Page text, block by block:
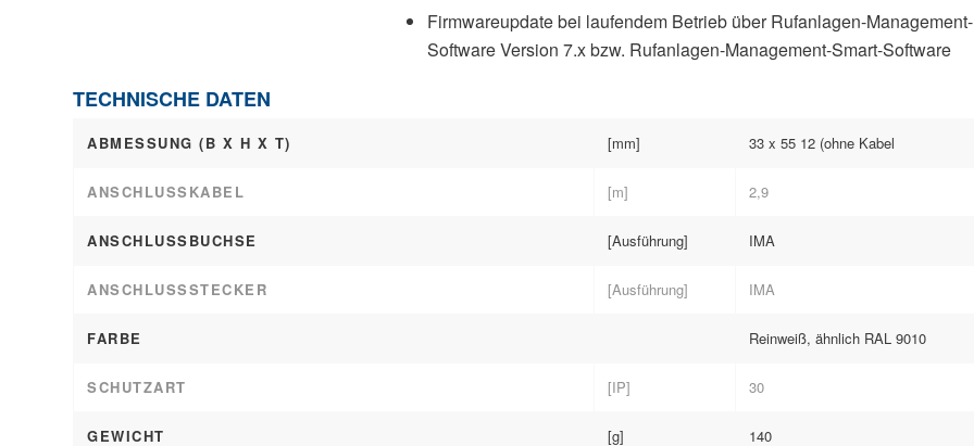
Firmwareupdate bei laufendem Betrieb über Rufanlagen-Management-
Software Version 7.x bzw. Rufanlagen-Management-Smart-Software
TECHNISCHE DATEN
ABMESSUNG (B X H X T) [mm] 33 x 55 12 (ohne Kabel
ANSCHLUSSKABEL [m] 2,9
ANSCHLUSSBUCHSE [Ausführung] IMA
ANSCHLUSSSTECKER [Ausführung] IMA
FARBE Reinweiß, ähnlich RAL 9010
SCHUTZART [IP] 30
GEWICHT [g] 140